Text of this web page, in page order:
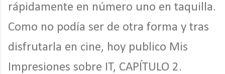
rápidamente en número uno en taquilla.
Como no podía ser de otra forma y tras
disfrutarla en cine, hoy publico Mis
Impresiones sobre IT, CAPÍTULO 2.